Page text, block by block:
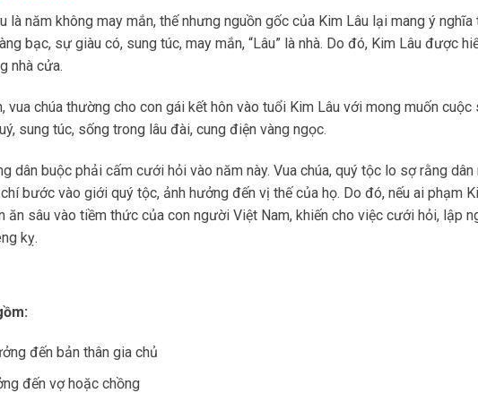
là năm không may mắn, thế nhưng nguồn gốc của Kim Lâu lại mang ý nghĩa
bạc, sự giàu có, sung túc, may mắn, “Lâu” là nhà. Do đó, Kim Lâu được
nhà cửa.
vua chúa thường cho con gái kết hôn vào tuổi Kim Lâu với mong muốn
sung túc, sống trong lâu đài, cung điện vàng ngọc.
dân buộc phải cấm cưới hỏi vào năm này. Vua chúa, quý tộc lo sợ rằng
bước vào giới quý tộc, ảnh hưởng đến vị thế của họ. Do đó, nếu ai phạm
ăn sâu vào tiềm thức của con người Việt Nam, khiến cho việc cưới hỏi, lập
kỵ.
đến bản thân gia chủ
đến vợ hoặc chồng